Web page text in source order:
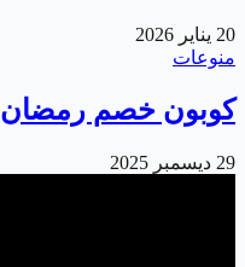
20 يناير 2026
منوعات
كوبون خصم رمضان 2026
29 ديسمبر 2025